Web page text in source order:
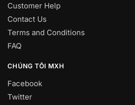
Customer Help
Contact Us
Terms and Conditions
FAQ
CHÚNG TÔI MXH
Facebook
Twitter